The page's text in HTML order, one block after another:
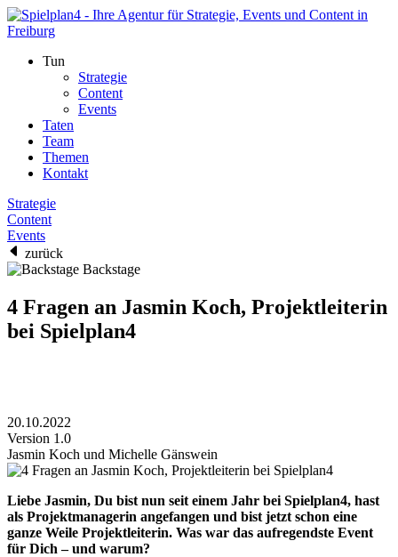
Tun
Strategie
Content
Events
Taten
Team
Themen
Kontakt
Strategie
Content
Events
zurück
Backstage
4 Fragen an Jasmin Koch, Projektleiterin
bei Spielplan4
20.10.2022
Version 1.0
Jasmin Koch und Michelle Gänswein
Liebe Jasmin, Du bist nun seit einem Jahr bei Spielplan4, hast
als Projektmanagerin angefangen und bist jetzt schon eine
ganze Weile Projektleiterin. Was war das aufregendste Event
für Dich – und warum?